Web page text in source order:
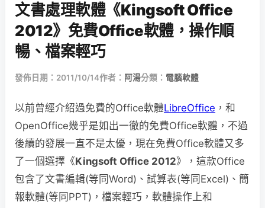
文書處理軟體《Kingsoft Office
2012》免費Office軟體，操作順
暢、檔案輕巧
發佈日期：2011/10/14作者： 阿湯分類： 電腦軟體
以前曾經介紹過免費的Office軟體LibreOffice ，和
OpenOffice幾乎是如出一徹的免費Office軟體，不過
後續的發展一直不是太優，現在免費Office軟體又多
了一個選擇《Kingsoft Office 2012》，這款Office
包含了文書編輯(等同Word)、試算表(等同Excel)、簡
報軟體(等同PPT)，檔案輕巧，軟體操作上和